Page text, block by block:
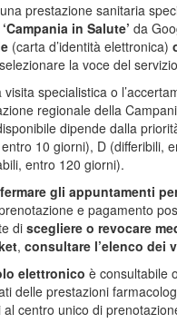
prestazione sanitaria
in Salute’ da
(carta d’identità elettronica)
la voce del
specialistica o
regionale della
dipende dalla
10 giorni), D (differibili,
entro 120 giorni).
gli appuntamenti
e pagamento
di scegliere o revocare
, consultare l’elenco dei
elettronico è consultabile
delle prestazioni
centro unico di